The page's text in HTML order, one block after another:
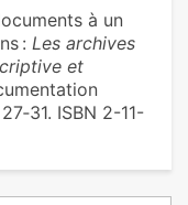
à un
: Les archives
et
ISBN 2-11-